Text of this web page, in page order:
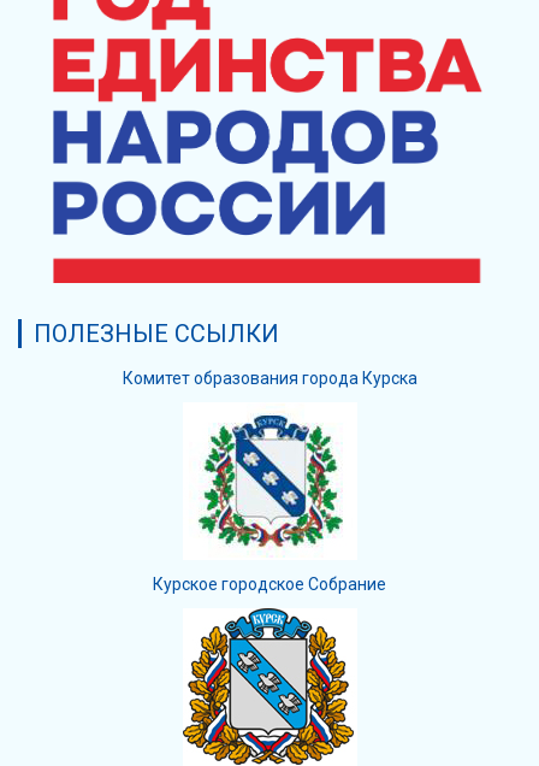
ПОЛЕЗНЫЕ ССЫЛКИ
Комитет образования города Курска
Курское городское Собрание